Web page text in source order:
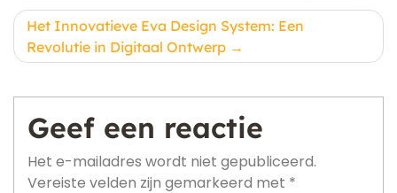
Het Innovatieve Eva Design System: Een
Revolutie in Digitaal Ontwerp
Geef een reactie
Het e-mailadres wordt niet gepubliceerd.
Vereiste velden zijn gemarkeerd met *